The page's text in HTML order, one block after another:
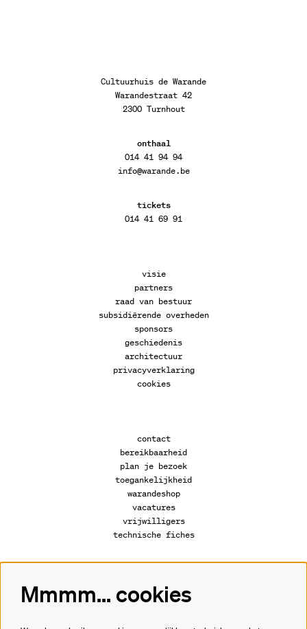
Cultuurhuis de Warande
Warandestraat 42
2300 Turnhout
onthaal
014 41 94 94
info@warande.be
tickets
014 41 69 91
visie
partners
raad van bestuur
subsidiërende overheden
sponsors
geschiedenis
architectuur
privacyverklaring
cookies
contact
bereikbaarheid
plan je bezoek
toegankelijkheid
warandeshop
vacatures
vrijwilligers
technische fiches
Volg ons
Mmmm... cookies